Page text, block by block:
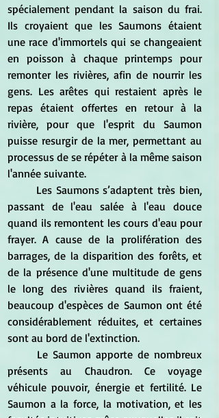
spécialement pendant la saison du frai.
Ils croyaient que les Saumons étaient
une race d'immortels qui se changeaient
en poisson à chaque printemps pour
remonter les rivières, afin de nourrir les
gens. Les arêtes qui restaient après le
repas étaient offertes en retour à la
rivière, pour que l'esprit du Saumon
puisse resurgir de la mer, permettant au
processus de se répéter à la même saison
l'année suivante.
passant de l'eau salée à l'eau douce
quand ils remontent les cours d'eau pour
frayer. A cause de la prolifération des
barrages, de la disparition des forêts, et
de la présence d'une multitude de gens
le long des rivières quand ils fraient,
beaucoup d'espèces de Saumon ont été
considérablement réduites, et certaines
sont au bord de l'extinction.
présents au Chaudron. Ce voyage
véhicule pouvoir, énergie et fertilité. Le
Saumon a la force, la motivation, et les